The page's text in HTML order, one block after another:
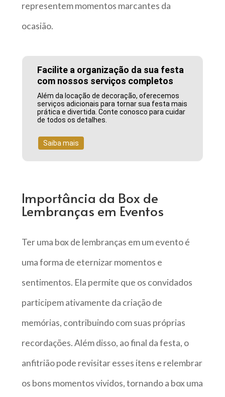
representem momentos marcantes da
ocasião.
Facilite a organização da sua festa
com nossos serviços completos
Além da locação de decoração, oferecemos
serviços adicionais para tornar sua festa mais
prática e divertida. Conte conosco para cuidar
de todos os detalhes.
Saiba mais
Importância da Box de
Lembranças em Eventos
Ter uma box de lembranças em um evento é
uma forma de eternizar momentos e
sentimentos. Ela permite que os convidados
participem ativamente da criação de
memórias, contribuindo com suas próprias
recordações. Além disso, ao final da festa, o
anfitrião pode revisitar esses itens e relembrar
os bons momentos vividos, tornando a box uma